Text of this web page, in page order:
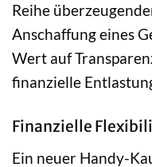
Reihe
Anschaffung eines
Wert auf
finanzielle
Finanzielle
Ein neuer Handy-